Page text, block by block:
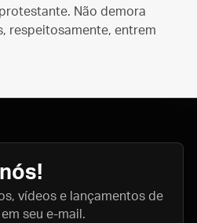
Não demora
respeitosamente, entrem
vídeos e lançamentos de
seu e-mail.